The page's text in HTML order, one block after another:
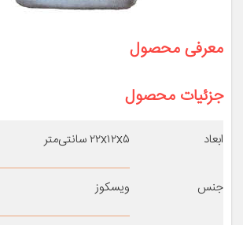
معرفی محصول
جزئیات محصول
ابعاد ۲۲x۱۲x۵ سانتی‌متر
جنس ویسکوز